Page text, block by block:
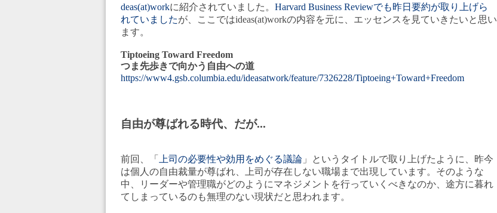
deas(at)workに紹介されていました。 Harvard Business Reviewでも昨日要約が取り上げら
れていましたが、ここではideas(at)workの内容を元に、エッセンスを見ていきたいと思い
ます。
Tiptoeing Toward Freedom
つま先歩きで向かう自由への道
https://www4.gsb.columbia.edu/ideasatwork/feature/7326228/Tiptoeing+Toward+Freedom
自由が尊ばれる時代、だが...
前回、「 上司の必要性や効用をめぐる議論 」というタイトルで取り上げたように、昨今
は個人の自由裁量が尊ばれ、上司が存在しない職場まで出現しています。そのような
中、リーダーや管理職がどのようにマネジメントを行っていくべきなのか、途方に暮れ
てしまっているのも無理のない現状だと思われます。